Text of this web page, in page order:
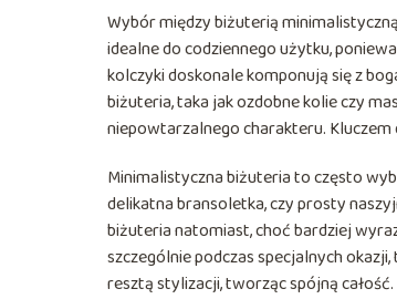
Wybór między biżuterią
idealne do codziennego użytku,
kolczyki doskonale komponują się z
biżuteria, taka jak ozdobne kolie czy
niepowtarzalnego charakteru.
Minimalistyczna biżuteria to często
delikatna bransoletka, czy prosty
biżuteria natomiast, choć bardziej
szczególnie podczas specjalnych
resztą stylizacji, tworząc spójną całość.